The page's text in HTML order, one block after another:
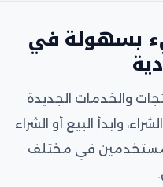
بسهولة في
والخدمات الجديدة
وابدأ البيع أو الشراء
في مختلف